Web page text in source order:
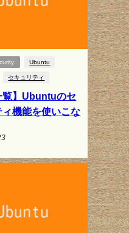
Ubuntu
セキュリティ
覧】Ubuntuのセ
ィ機能を使いこな